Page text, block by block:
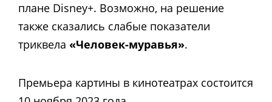
плане Disney+. Возможно, на решение
также сказались слабые показатели
триквела «Человек-муравья».
Премьера картины в кинотеатрах состоится